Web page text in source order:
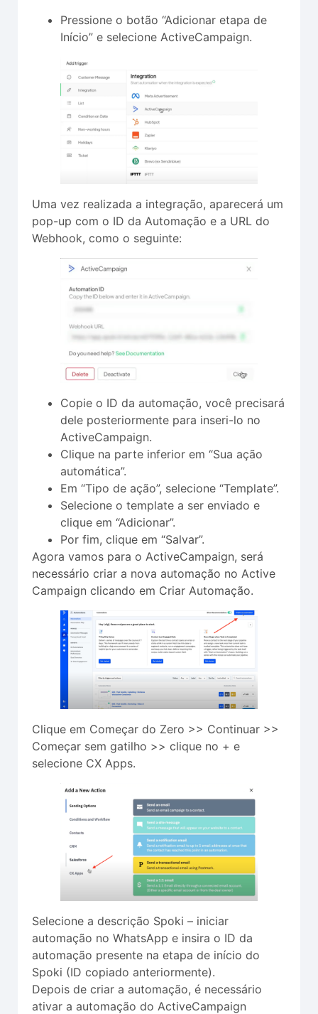
Pressione o botão “Adicionar etapa de
Início” e selecione ActiveCampaign.
Uma vez realizada a integração, aparecerá um
pop-up com o ID da Automação e a URL do
Webhook, como o seguinte:
Copie o ID da automação, você precisará
dele posteriormente para inseri-lo no
ActiveCampaign.
Clique na parte inferior em “Sua ação
automática”.
Em “Tipo de ação”, selecione “Template”.
Selecione o template a ser enviado e
clique em “Adicionar”.
Por fim, clique em “Salvar”.
Agora vamos para o ActiveCampaign, será
necessário criar a nova automação no Active
Campaign clicando em Criar Automação.
Clique em Começar do Zero >> Continuar >>
Começar sem gatilho >> clique no + e
selecione CX Apps.
Selecione a descrição Spoki – iniciar
automação no WhatsApp e insira o ID da
automação presente na etapa de início do
Spoki (ID copiado anteriormente).
Depois de criar a automação, é necessário
ativar a automação do ActiveCampaign